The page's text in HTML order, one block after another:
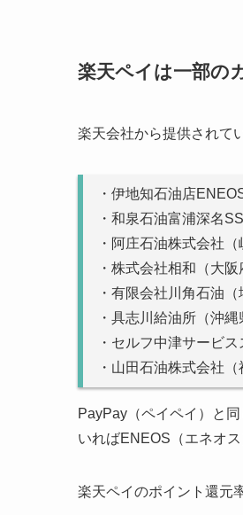
楽天ペイは一部の
楽天会社から提供されて
・伊地知石油店
・和泉石油富浦深名
・阿庄石油株式会社
・株式会社相和（大
・有限会社川角石油
・具志川給油所（沖
・セルフ中津サービ
・山田石油株式会社
PayPay（ペイペイ）と
いればENEOS（エネオ
楽天ペイのポイント還元